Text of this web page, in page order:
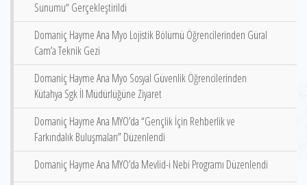
Sunumu“ Gerçekleştirildi
Domaniç Hayme Ana Myo Lojistik Bölümü Öğrencilerinden Güral
Cam’a Teknik Gezi
Domaniç Hayme Ana Myo Sosyal Güvenlik Öğrencilerinden
Kütahya Sgk İl Müdürlüğüne Ziyaret
Domaniç Hayme Ana MYO’da “Gençlik İçin Rehberlik ve
Farkındalık Buluşmaları” Düzenlendi
Domaniç Hayme Ana MYO’da Mevlid-i Nebi Programı Düzenlendi